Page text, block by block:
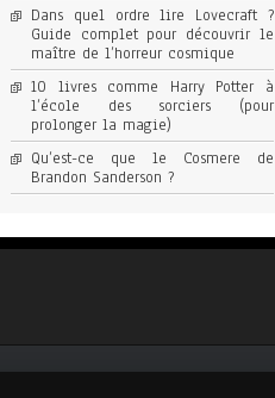
Dans quel ordre lire Lovecraft ?
Guide complet pour découvrir le
maître de l’horreur cosmique
10 livres comme Harry Potter à
l’école des sorciers (pour
prolonger la magie)
Qu’est-ce que le Cosmere de
Brandon Sanderson ?